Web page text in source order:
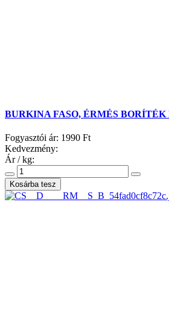
BURKINA FASO, ÉRMÉS
Fogyasztói ár: 1990 Ft
Kedvezmény:
Ár / kg: